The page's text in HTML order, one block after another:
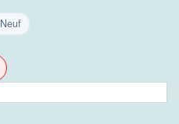
Neuf